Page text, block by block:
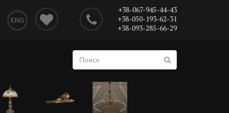
ENG
+38-067-945-44-43
+38-050-193-62-31
+38-093-285-66-29